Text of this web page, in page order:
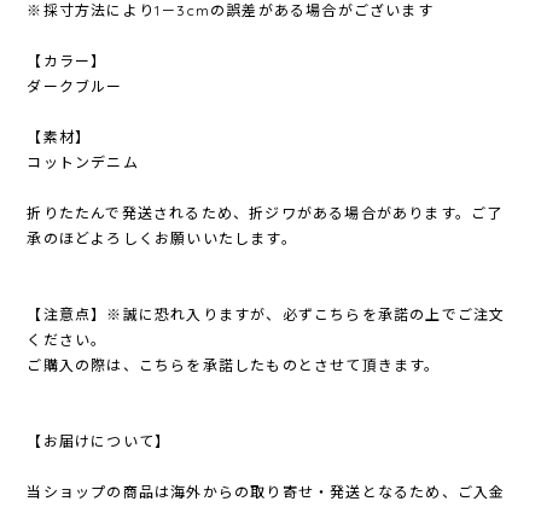
※採寸方法により1－3cmの誤差がある場合がございます
【カラー】
ダークブルー
【素材】
コットンデニム
折りたたんで発送されるため、折ジワがある場合があります。ご了
承のほどよろしくお願いいたします。
【注意点】※誠に恐れ入りますが、必ずこちらを承諾の上でご注文
ください。
ご購入の際は、こちらを承諾したものとさせて頂きます。
【お届けについて】
当ショップの商品は海外からの取り寄せ・発送となるため、ご入金